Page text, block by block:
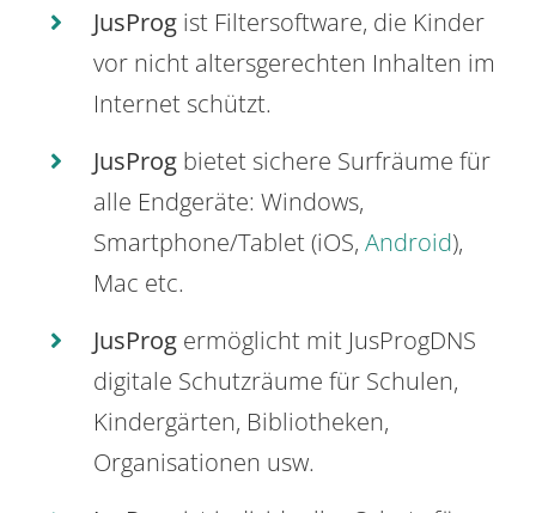
JusProg ist Filtersoftware, die Kinder
vor nicht altersgerechten Inhalten im
Internet schützt.
JusProg bietet sichere Surfräume für
alle Endgeräte: Windows,
Smartphone/Tablet (iOS, Android),
Mac etc.
JusProg ermöglicht mit JusProgDNS
digitale Schutzräume für Schulen,
Kindergärten, Bibliotheken,
Organisationen usw.